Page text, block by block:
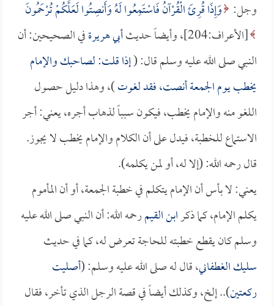
وجل: وَإِذَا قُرِئَ الْقُرْآنُ فَاسْتَمِعُوا لَهُ وَأَنصِتُوا لَعَلَّكُمْ تُرْحَمُونَ
[الأعراف:204]، وأيضاً حديث
أبي هريرةفي الصحيحين: أن
النبي صلى الله عليه وسلم قال: (إذا قلت: لصاحبك والإمام
يخطب يوم الجمعة أنصت، فقد لغوت)، وهذا دليل حصول
اللغو منه والإمام يخطب، فيكون سبباً لذهاب أجره، يعني: أجر
الاستماع للخطبة، فيدل على أن الكلام والإمام يخطب لا يجوز.
قال رحمه الله: (إلا له، أو لمن يكلمه).
يعني: لا بأس أن الإمام يتكلم في خطبة الجمعة، أو أن المأموم
يكلم الإمام، كما ذكرابن القيمرحمه الله: أن النبي صلى الله عليه
وسلم كان يقطع خطبته للحاجة تعرض له، كما في حديث
سليك الغطفاني، قال له صلى الله عليه وسلم: (أصليت
ركعتين).. إلخ، وكذلك أيضاً في قصة الرجل الذي تأخر، فقال